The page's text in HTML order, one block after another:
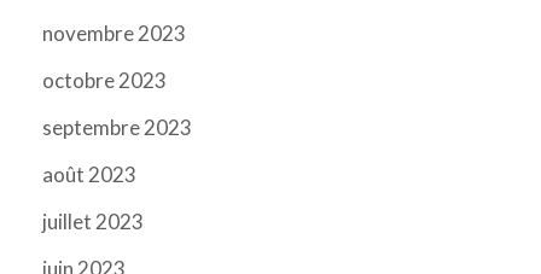
novembre 2023
octobre 2023
septembre 2023
août 2023
juillet 2023
juin 2023